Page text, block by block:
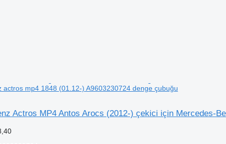
actros mp4 1848 (01.12-) A9603230724 denge çubuğu
Actros MP4 Antos Arocs (2012-) çekici için Mercedes-